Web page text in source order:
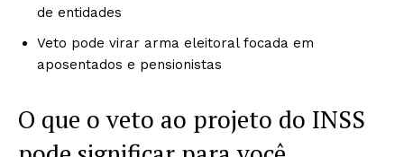
de entidades
Veto pode virar arma eleitoral focada em
aposentados e pensionistas
O que o veto ao projeto do INSS